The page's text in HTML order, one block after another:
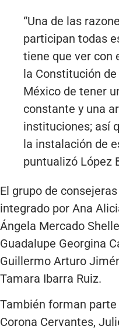
“Una de las
participan todas
tiene que ver con
la Constitución
México de tener
constante y una
instituciones; así
la instalación de
puntualizó López
El grupo de
integrado por Ana
Ángela Mercado
Guadalupe Georgina
Guillermo Arturo
Tamara Ibarra Ruiz.
También forman
Corona Cervantes,